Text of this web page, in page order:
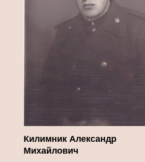
Килимник Александр
Михайлович